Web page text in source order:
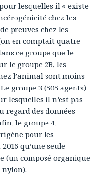
lesquelles il « existe
chez les
preuves chez les
en comptait quatre-
ce groupe que le
le groupe 2B, les
l’animal sont moins
groupe 3 (505 agents)
lesquelles il n’est pas
regard des données
le groupe 4,
pour les
qu’une seule
(un composé organique
nylon).